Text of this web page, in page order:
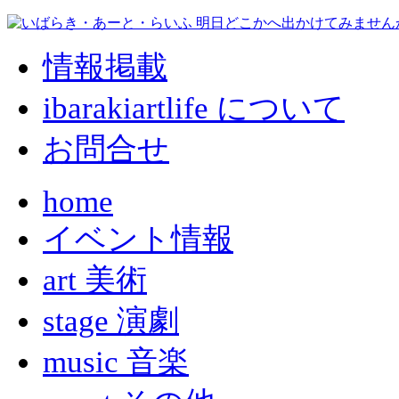
情報掲載
ibarakiartlife について
お問合せ
home
イベント情報
art 美術
stage 演劇
music 音楽